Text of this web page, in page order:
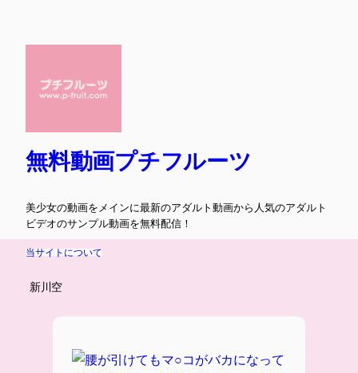
無料動画プチフルーツ
美少女の動画をメインに最新のアダルト動画から人気のアダルト
ビデオのサンプル動画を無料配信！
当サイトについて
新川空